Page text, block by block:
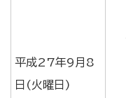
平成27年9月8
日(火曜日)